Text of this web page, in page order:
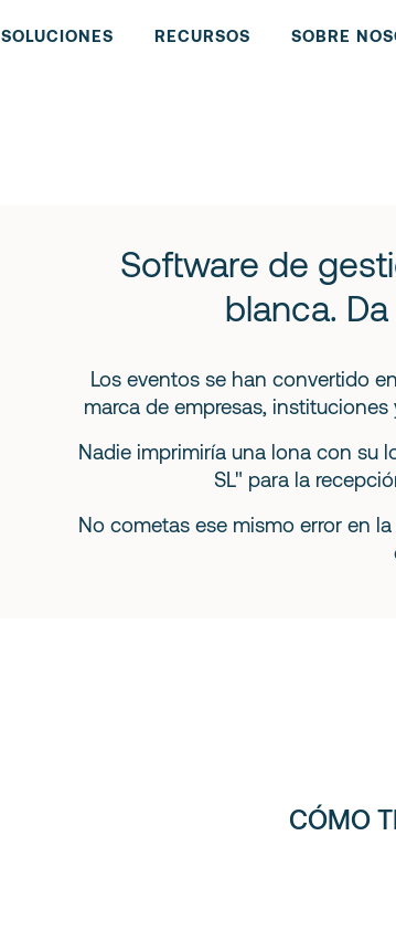
SOLUCIONES RECURSOS SOBRE
Software de
blanca.
Los eventos se han convertido
marca de empresas,
Nadie imprimiría una lona con su
SL" para la
No cometas ese mismo error en
CÓMO